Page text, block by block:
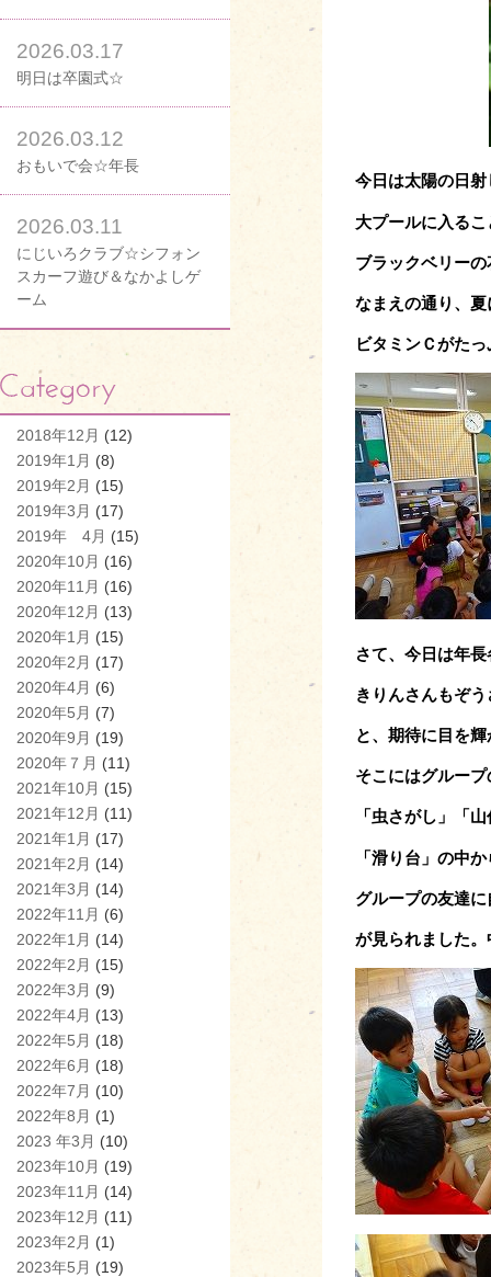
2026.03.17
明日は卒園式☆
2026.03.12
おもいで会☆年長
2026.03.11
にじいろクラブ☆シフォン
スカーフ遊び＆なかよしゲ
ーム
2018年12月 (12)
2019年1月 (8)
2019年2月 (15)
2019年3月 (17)
2019年 4月 (15)
2020年10月 (16)
2020年11月 (16)
2020年12月 (13)
2020年1月 (15)
2020年2月 (17)
2020年4月 (6)
2020年5月 (7)
2020年9月 (19)
2020年７月 (11)
2021年10月 (15)
2021年12月 (11)
2021年1月 (17)
2021年2月 (14)
2021年3月 (14)
2022年11月 (6)
2022年1月 (14)
2022年2月 (15)
2022年3月 (9)
2022年4月 (13)
2022年5月 (18)
2022年6月 (18)
2022年7月 (10)
2022年8月 (1)
2023 年3月 (10)
2023年10月 (19)
2023年11月 (14)
2023年12月 (11)
2023年2月 (1)
2023年5月 (19)
今日は太陽の日
大プールに入る
ブラックベリー
なまえの通り、
ビタミンＣがた
さて、今日は年
きりんさんもぞ
と、 期待に目を
そこにはグルー
「虫さがし」「
「滑り台」の中か
グループの友達
が見られました。